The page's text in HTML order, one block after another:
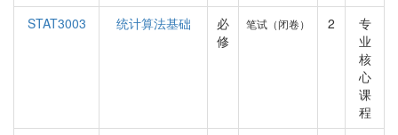
STAT3003
统计算法基础
必
修
笔试（闭卷） 2
专
业
核
心
课
程